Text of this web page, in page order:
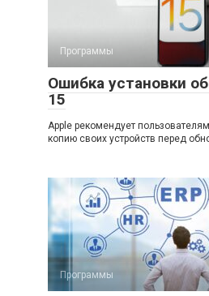
Программы
Ошибка установки
15
Apple рекомендует
копию своих устройств перед
Программы